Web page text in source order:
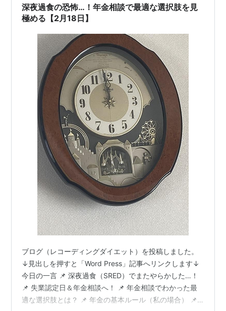
深夜過食の恐怖…！年金相談で最適な選択肢を見
極める【2月18日】
ブログ（レコーディングダイエット）を投稿しました。
↓見出しを押すと「Word Press」記事へリンクします↓
今日の一言 📌 深夜過食（SRED）でまたやらかした…！
📌 失業認定日＆年金相談へ！ 📌 年金相談でわかった最
適な選択肢とは？ 📌 年金の基本ルール（私の場合） 📌